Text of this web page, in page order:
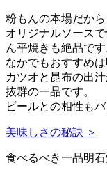
粉もんの本場だか
オリジナルソース
ん平焼きも絶品です
なかでもおすすめは
カツオと昆布の出
抜群の一品です。
ビールとの相性もバ
美味しさの秘訣 ＞
食べるべき一品明